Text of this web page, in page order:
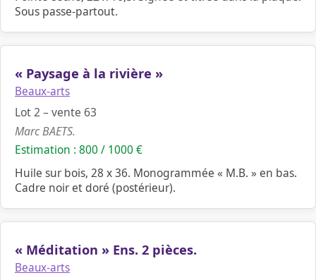
Sous passe-partout.
« Paysage à la rivière »
Beaux-arts
Lot 2 – vente 63
Marc BAETS.
Estimation : 800 / 1000 €
Huile sur bois, 28 x 36. Monogrammée « M.B. » en bas.
Cadre noir et doré (postérieur).
« Méditation » Ens. 2 pièces.
Beaux-arts